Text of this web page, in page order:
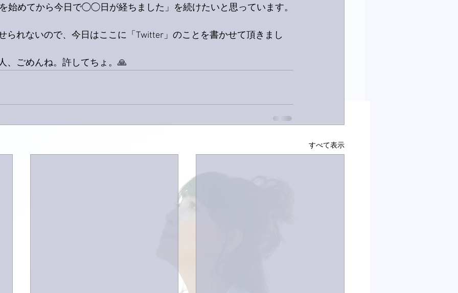
始めてから今日で◯◯日が経ちました」を続けたいと思っています。
られないので、今日はここに「Twitter」のことを書かせて頂きまし
、ごめんね。許してちょ。🙏
すべて表示